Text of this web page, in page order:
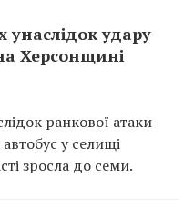
унаслідок удару
Херсонщині
ранкової атаки
у селищі
зросла до семи.